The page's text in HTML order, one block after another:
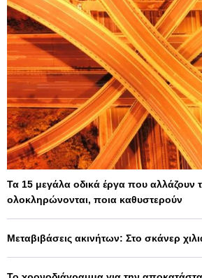
Τα 15 μεγάλα οδικά έργα που αλλάζουν
ολοκληρώνονται, ποια καθυστερούν
Μεταβιβάσεις ακινήτων: Στο σκάνερ